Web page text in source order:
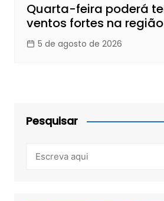
Quarta-feira poderá
ventos fortes na região
5 de agosto de 2026
Pesquisar